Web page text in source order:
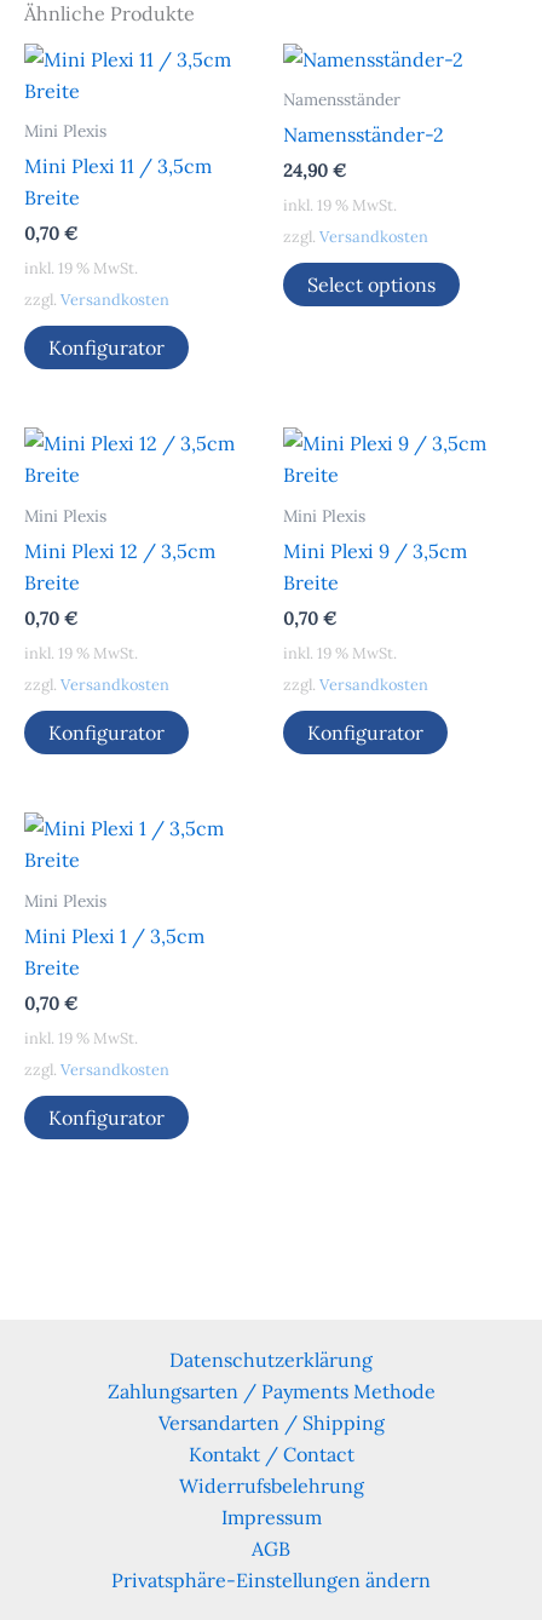
Ähnliche Produkte
Mini Plexis
Mini Plexi 11 / 3,5cm
Breite
0,70 €
inkl. 19 % MwSt.
zzgl. Versandkosten
Konfigurator
Namensständer
Namensständer-2
24,90 €
inkl. 19 % MwSt.
zzgl. Versandkosten
Select options
Mini Plexis
Mini Plexi 12 / 3,5cm
Breite
0,70 €
inkl. 19 % MwSt.
zzgl. Versandkosten
Konfigurator
Mini Plexis
Mini Plexi 9 / 3,5cm
Breite
0,70 €
inkl. 19 % MwSt.
zzgl. Versandkosten
Konfigurator
Mini Plexis
Mini Plexi 1 / 3,5cm
Breite
0,70 €
inkl. 19 % MwSt.
zzgl. Versandkosten
Konfigurator
Datenschutzerklärung
Zahlungsarten / Payments Methode
Versandarten / Shipping
Kontakt / Contact
Widerrufsbelehrung
Impressum
AGB
Privatsphäre-Einstellungen ändern